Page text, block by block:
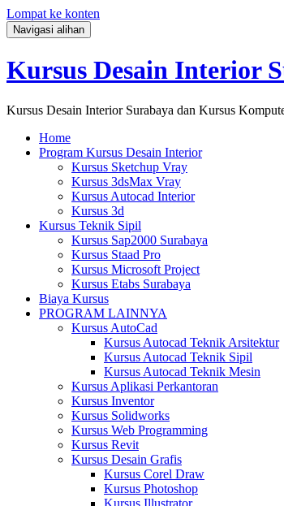
Lompat ke konten
Navigasi alihan
Kursus Desain Interior
Kursus Desain Interior Surabaya dan Kursus
Home
Program Kursus Desain Interior
Kursus Sketchup Vray
Kursus 3dsMax Vray
Kursus Autocad Interior
Kursus 3d
Kursus Teknik Sipil
Kursus Sap2000 Surabaya
Kursus Staad Pro
Kursus Microsoft Project
Kursus Etabs Surabaya
Biaya Kursus
PROGRAM LAINNYA
Kursus AutoCad
Kursus Autocad Teknik Arsitektur
Kursus Autocad Teknik Sipil
Kursus Autocad Teknik Mesin
Kursus Aplikasi Perkantoran
Kursus Inventor
Kursus Solidworks
Kursus Web Programming
Kursus Revit
Kursus Desain Grafis
Kursus Corel Draw
Kursus Photoshop
Kursus Illustrator